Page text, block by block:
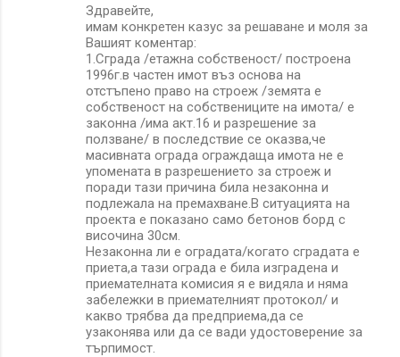
Здравейте,
имам конкретен казус за решаване и моля за
Вашият коментар:
1.Сграда /етажна собственост/ построена
1996г.в частен имот въз основа на
отстъпено право на строеж /земята е
собственост на собствениците на имота/ е
законна /има акт.16 и разрешение за
ползване/ в последствие се оказва,че
масивната ограда ограждаща имота не е
упомената в разрешението за строеж и
поради тази причина била незаконна и
подлежала на премахване.В ситуацията на
проекта е показано само бетонов борд с
височина 30см.
Незаконна ли е оградата/когато сградата е
приета,а тази ограда е била изградена и
приемателната комисия я е видяла и няма
забележки в приемателният протокол/ и
какво трябва да предприема,да се
узаконява или да се вади удостоверение за
търпимост.